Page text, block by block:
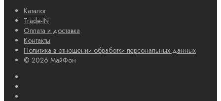
Каталог
Trade-IN
Оплата и доставка
Контакты
Политика в отношении обработки персональных данных
© 2026 МайФон